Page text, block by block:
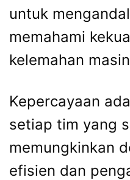
untuk
memahami
kelemahan
Kepercayaan
setiap tim yang
memungkinkan
efisien dan